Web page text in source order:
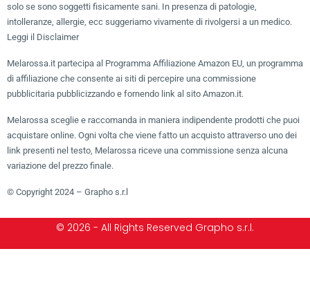
solo se sono soggetti fisicamente sani. In presenza di patologie,
intolleranze, allergie, ecc suggeriamo vivamente di rivolgersi a un medico.
Leggi il Disclaimer
Melarossa.it partecipa al Programma Affiliazione Amazon EU, un programma
di affiliazione che consente ai siti di percepire una commissione
pubblicitaria pubblicizzando e fornendo link al sito Amazon.it.
Melarossa sceglie e raccomanda in maniera indipendente prodotti che puoi
acquistare online. Ogni volta che viene fatto un acquisto attraverso uno dei
link presenti nel testo, Melarossa riceve una commissione senza alcuna
variazione del prezzo finale.
© Copyright 2024 – Grapho s.r.l
© 2026 - All Rights Reserved Grapho s.r.l.